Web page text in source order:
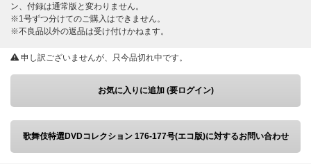
ン、付録は通常版と変わりません。
※1号ずつ分けてのご購入はできません。
※不良品以外の返品は受け付けかねます。
申し訳ございませんが、只今品切れ中です。
お気に入りに追加 (要ログイン)
歌舞伎特選DVDコレクション 176-177号(エコ版)に対するお問い合わせ